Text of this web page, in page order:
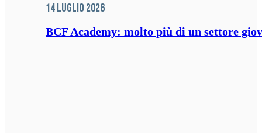
14 Luglio 2026
BCF Academy: molto più di un settore